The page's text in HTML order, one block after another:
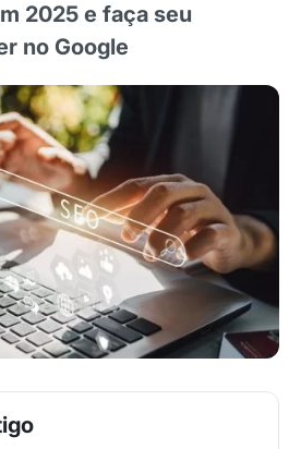
2025 e faça seu
no Google